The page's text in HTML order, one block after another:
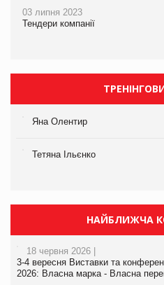
03 липня 2023
Тендери компанії
Яна Олентир
Тетяна Ільєнко
НАЙБЛИЖЧА
18 червня 2026 |
3-4 вересня Виставки та
2026: Власна марка - Власна